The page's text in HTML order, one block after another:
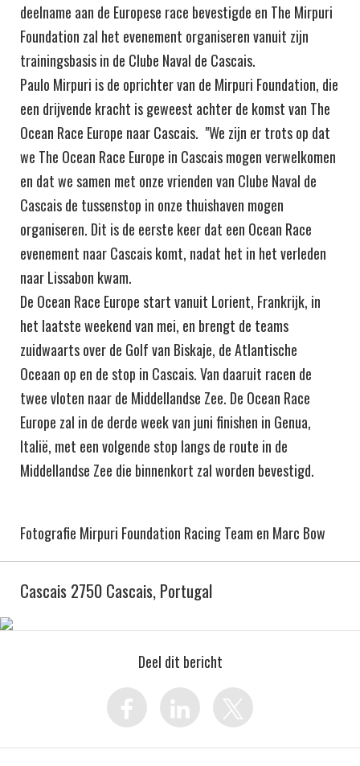
deelname aan de Europese race bevestigde en The Mirpuri
Foundation zal het evenement organiseren vanuit zijn
trainingsbasis in de Clube Naval de Cascais.
Paulo Mirpuri is de oprichter van de Mirpuri Foundation, die
een drijvende kracht is geweest achter de komst van The
Ocean Race Europe naar Cascais. "We zijn er trots op dat
we The Ocean Race Europe in Cascais mogen verwelkomen
en dat we samen met onze vrienden van Clube Naval de
Cascais de tussenstop in onze thuishaven mogen
organiseren. Dit is de eerste keer dat een Ocean Race
evenement naar Cascais komt, nadat het in het verleden
naar Lissabon kwam.
De Ocean Race Europe start vanuit Lorient, Frankrijk, in
het laatste weekend van mei, en brengt de teams
zuidwaarts over de Golf van Biskaje, de Atlantische
Oceaan op en de stop in Cascais. Van daaruit racen de
twee vloten naar de Middellandse Zee. De Ocean Race
Europe zal in de derde week van juni finishen in Genua,
Italië, met een volgende stop langs de route in de
Middellandse Zee die binnenkort zal worden bevestigd.
Fotografie Mirpuri Foundation Racing Team en Marc Bow
Cascais 2750 Cascais, Portugal
Deel dit bericht